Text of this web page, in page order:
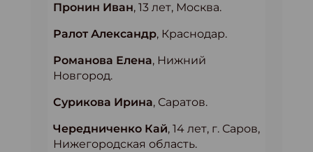
Пронин Иван, 13 лет, Москва.
Ралот Александр, Краснодар.
Романова Елена, Нижний
Новгород.
Сурикова Ирина, Саратов.
Чередниченко Кай, 14 лет, г. Саров,
Нижегородская область.